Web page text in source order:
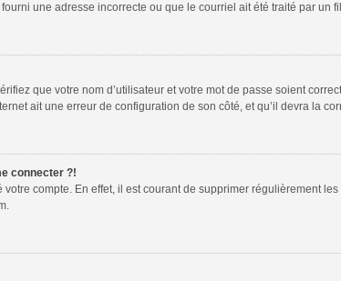
une adresse incorrecte ou que le courriel ait été traité par
que votre nom d’utilisateur et votre mot de passe soient
ait une erreur de configuration de son côté, et qu’il devra la
connecter ?!
votre compte. En effet, il est courant de supprimer régulièrement